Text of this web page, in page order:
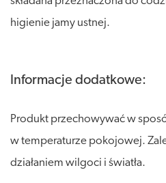
higienie jamy ustnej.
Informacje dodatkowe:
Produkt przechowywać w
w temperaturze pokojowej.
działaniem wilgoci i światła.